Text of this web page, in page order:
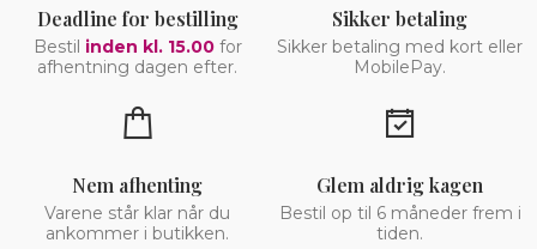
Deadline for bestilling
Bestil inden kl. 15.00for
afhentning dagen efter.
Sikker betaling
Sikker betaling med kort eller
MobilePay.
Nem afhenting
Varene står klar når du
ankommer i butikken.
Glem aldrig kagen
Bestil op til 6 måneder frem i
tiden.